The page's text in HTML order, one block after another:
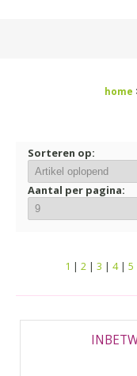
home
Sorteren op:
Aantal per pagina:
1 | 2 | 3 | 4| 5